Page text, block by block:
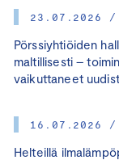
23.07.2026 /
Pörssiyhtiöiden
maltillisesti –
vaikuttaneet
16.07.2026 /
Helteillä